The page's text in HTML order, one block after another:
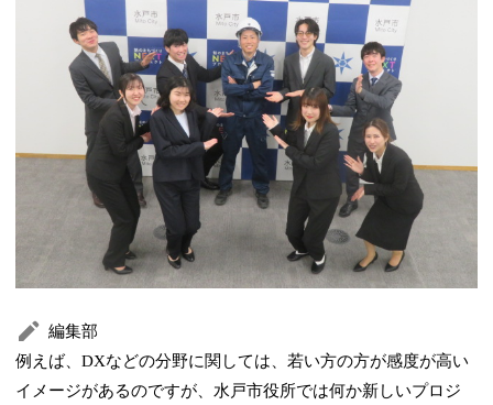
編集部
例えば、DXなどの分野に関しては、若い方の方が感度が高い
イメージがあるのですが、水戸市役所では何か新しいプロジ